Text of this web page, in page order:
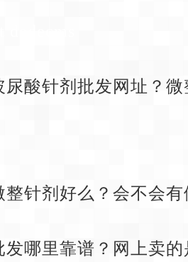
尿酸针剂批发网址？
整针剂好么？会不会
发哪里靠谱？网上卖